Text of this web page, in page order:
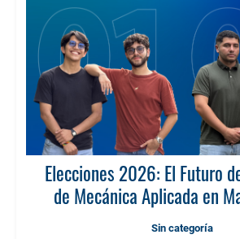
Elecciones 2026: El Futuro
de Mecánica Aplicada en
Estudiantes
Sin categoría